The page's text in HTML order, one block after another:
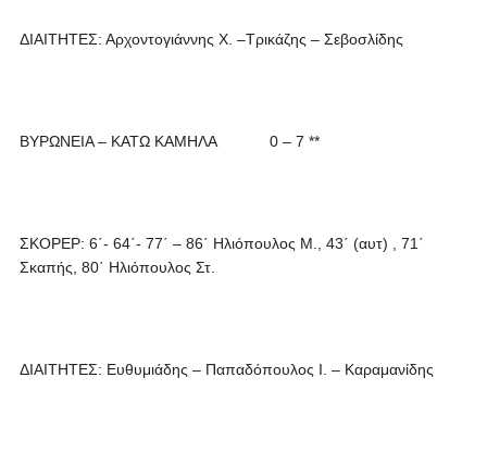
ΔΙΑΙΤΗΤΕΣ: Αρχοντογιάννης Χ. –Τρικάζης – Σεβοσλίδης
ΒΥΡΩΝΕΙΑ – ΚΑΤΩ ΚΑΜΗΛΑ 0 – 7 **
ΣΚΟΡΕΡ: 6΄- 64΄- 77΄ – 86΄ Ηλιόπουλος Μ., 43΄ (αυτ) , 71΄
Σκαπής, 80΄ Ηλιόπουλος Στ.
ΔΙΑΙΤΗΤΕΣ: Ευθυμιάδης – Παπαδόπουλος Ι. – Καραμανίδης